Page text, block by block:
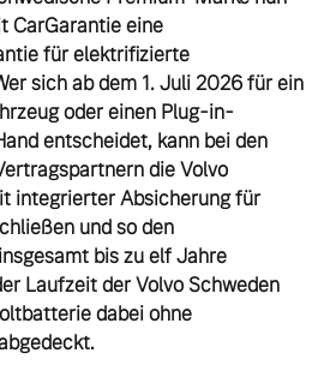
Fahrzeuge
Volvo Selekt
Gebrauchtwagen
Die Neuwagenalternative
Vielzahl von Original
Volvo Winter- und
Sommer Kompletträder.
Bitte sprechen Sie uns
direkt an.
Mehr erfahren
Frühjahrscheck
Entdecken Sie unsere
saisonalen Angebote.
CarGarantie eine
für elektrifizierte
sich ab dem 1. Juli 2026 für ein
oder einen Plug-in-
entscheidet, kann bei den
die Volvo
integrierter Absicherung für
und so den
bis zu elf Jahre
Laufzeit der Volvo Schweden
dabei ohne